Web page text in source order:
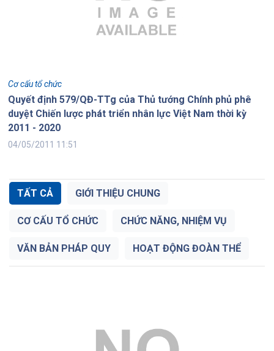
Cơ cấu tổ chức
Quyết định 579/QĐ-TTg của Thủ tướng Chính phủ phê
duyệt Chiến lược phát triển nhân lực Việt Nam thời kỳ
2011 - 2020
04/05/2011 11:51
TẤT CẢ GIỚI THIỆU CHUNG
CƠ CẤU TỔ CHỨC CHỨC NĂNG, NHIỆM VỤ
VĂN BẢN PHÁP QUY HOẠT ĐỘNG ĐOÀN THỂ